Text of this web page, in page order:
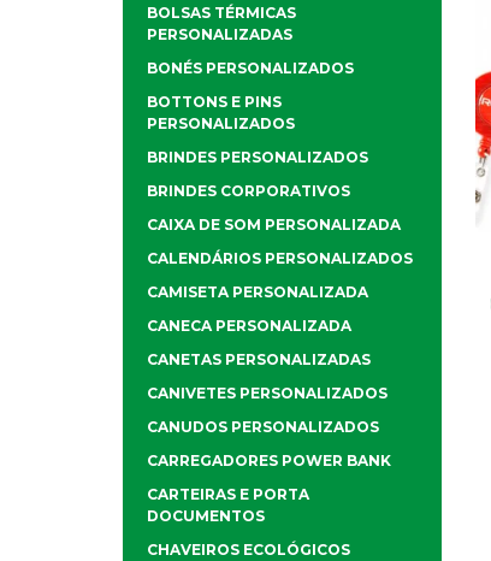
BOLSAS TÉRMICAS
PERSONALIZADAS
BONÉS PERSONALIZADOS
BOTTONS E PINS
PERSONALIZADOS
BRINDES PERSONALIZADOS
BRINDES CORPORATIVOS
CAIXA DE SOM PERSONALIZADA
CALENDÁRIOS PERSONALIZADOS
CAMISETA PERSONALIZADA
CANECA PERSONALIZADA
CANETAS PERSONALIZADAS
CANIVETES PERSONALIZADOS
CANUDOS PERSONALIZADOS
CARREGADORES POWER BANK
CARTEIRAS E PORTA
DOCUMENTOS
CHAVEIROS ECOLÓGICOS